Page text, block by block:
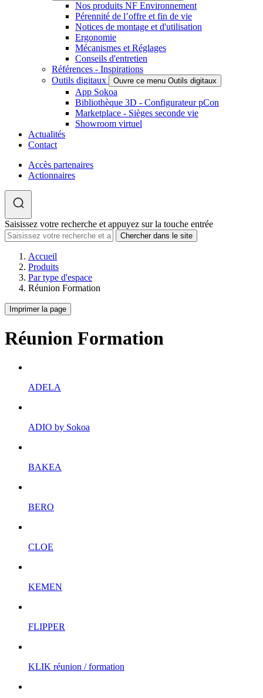
Nos produits NF Environnement
Pérennité de l’offre et fin de vie
Notices de montage et d'utilisation
Ergonomie
Mécanismes et Réglages
Conseils d'entretien
Références - Inspirations
Outils digitaux
Ouvre ce menu Outils digitaux
App Sokoa
Bibliothèque 3D - Configurateur pCon
Marketplace - Sièges seconde vie
Showroom virtuel
Actualités
Contact
Accès partenaires
Actionnaires
Saisissez votre recherche et appuyez sur la touche entrée
Accueil
Produits
Par type d'espace
Réunion Formation
Imprimer la page
Réunion Formation
ADELA
ADIO by Sokoa
BAKEA
BERO
CLOE
KEMEN
FLIPPER
KLIK réunion / formation